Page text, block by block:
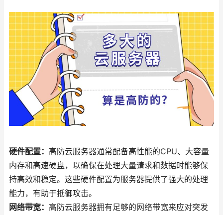
硬件配置： 高防云服务器通常配备高性能的CPU、大容量
内存和高速硬盘，以确保在处理大量请求和数据时能够保
持高效和稳定。这些硬件配置为服务器提供了强大的处理
能力，有助于抵御攻击。
网络带宽： 高防云服务器拥有足够的网络带宽来应对突发